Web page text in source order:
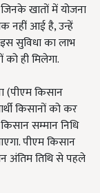
खातों में योजना
नहीं आई है, उन्हें
सुविधा का लाभ
ही मिलेगा.
(पीएम किसान
किसानों को कर
सम्मान निधि
पीएम किसान
अंतिम तिथि से पहले